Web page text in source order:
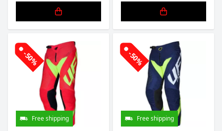
-50%
Free shipping
-50%
Free shipping